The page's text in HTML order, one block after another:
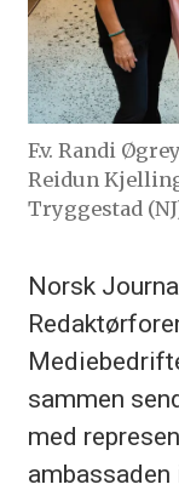
F.v. Randi
Reidun
Tryggestad
Norsk
sammen
med
ambassaden